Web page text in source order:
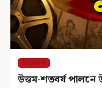
বিনোদন
উত্তম-শতবর্ষ পালনে